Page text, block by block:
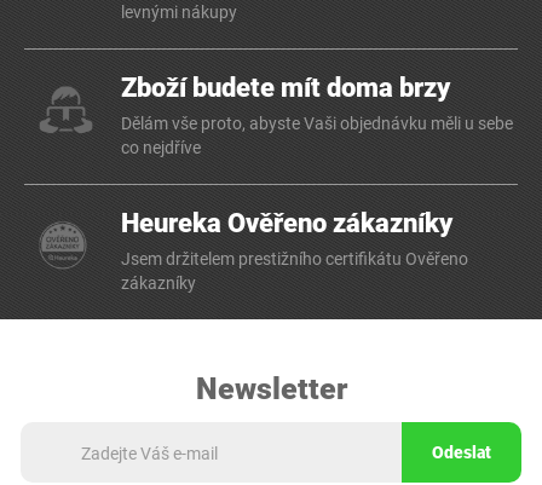
levnými nákupy
Zboží budete mít doma brzy
Dělám vše proto, abyste Vaši objednávku měli u sebe
co nejdříve
Heureka Ověřeno zákazníky
Jsem držitelem prestižního certifikátu Ověřeno
zákazníky
Newsletter
Odeslat